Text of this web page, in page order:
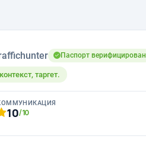
Паспорт верифицирован
таргет.
10/10